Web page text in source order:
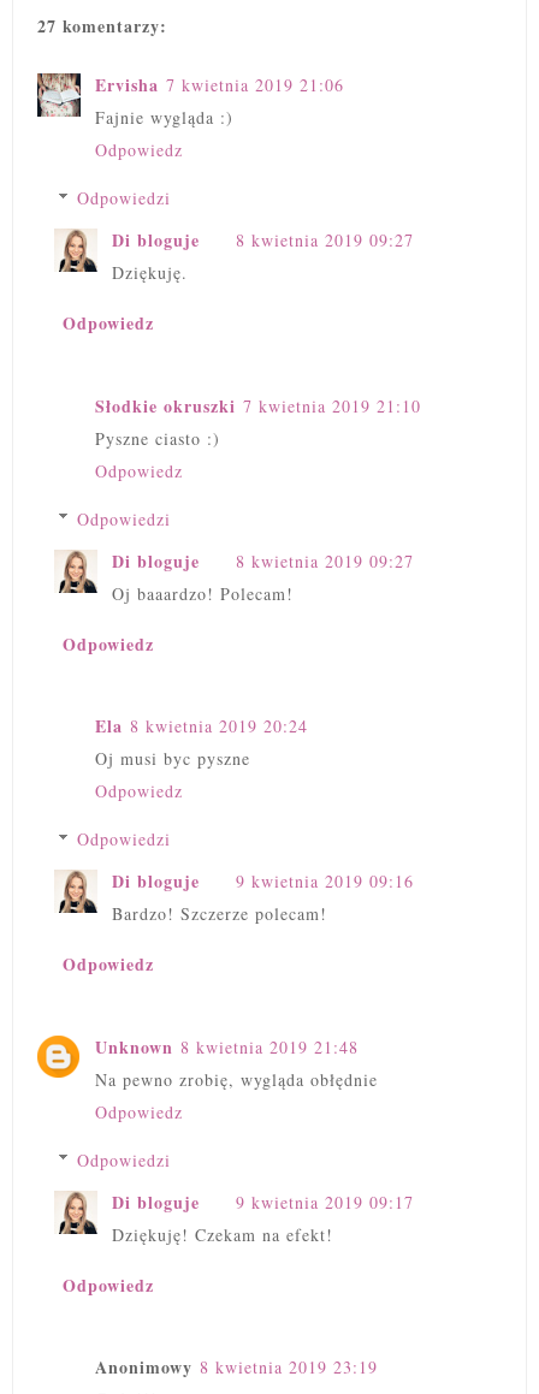
27 komentarzy:
Ervisha 7 kwietnia 2019 21:06
Fajnie wygląda :)
Odpowiedz
Odpowiedzi
Di bloguje
8 kwietnia 2019 09:27
Dziękuję.
Odpowiedz
Słodkie okruszki 7 kwietnia 2019 21:10
Pyszne ciasto :)
Odpowiedz
Odpowiedzi
Di bloguje
8 kwietnia 2019 09:27
Oj baaardzo! Polecam!
Odpowiedz
Ela 8 kwietnia 2019 20:24
Oj musi byc pyszne
Odpowiedz
Odpowiedzi
Di bloguje
9 kwietnia 2019 09:16
Bardzo! Szczerze polecam!
Odpowiedz
Unknown 8 kwietnia 2019 21:48
Na pewno zrobię, wygląda obłędnie
Odpowiedz
Odpowiedzi
Di bloguje
9 kwietnia 2019 09:17
Dziękuję! Czekam na efekt!
Odpowiedz
Anonimowy 8 kwietnia 2019 23:19